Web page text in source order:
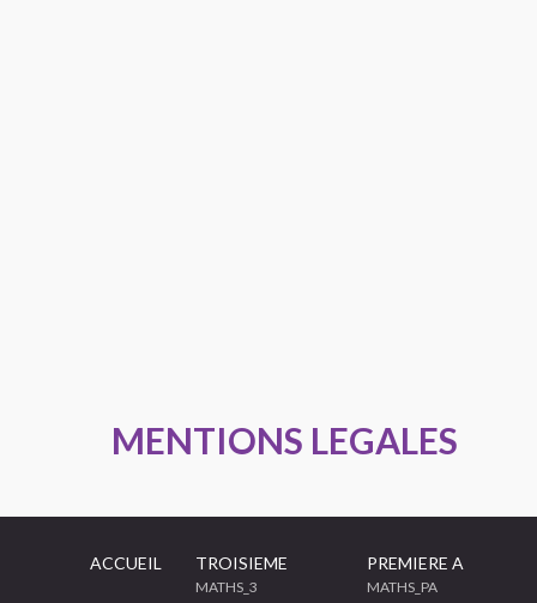
MENTIONS LEGALES
ACCUEIL TROISIEME
MATHS_3
PREMIERE A
MATHS_PA